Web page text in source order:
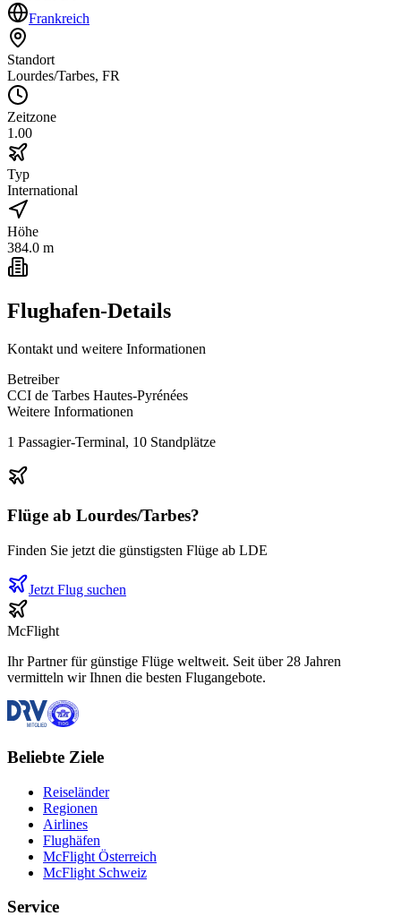
Frankreich
Standort
Lourdes/Tarbes, FR
Zeitzone
1.00
Typ
International
Höhe
384.0 m
Flughafen-Details
Kontakt und weitere Informationen
Betreiber
CCI de Tarbes Hautes-Pyrénées
Weitere Informationen
1 Passagier-Terminal, 10 Standplätze
Flüge ab Lourdes/Tarbes?
Finden Sie jetzt die günstigsten Flüge ab LDE
Jetzt Flug suchen
McFlight
Ihr Partner für günstige Flüge weltweit. Seit über 28 Jahren
vermitteln wir Ihnen die besten Flugangebote.
Beliebte Ziele
Reiseländer
Regionen
Airlines
Flughäfen
McFlight Österreich
McFlight Schweiz
Service